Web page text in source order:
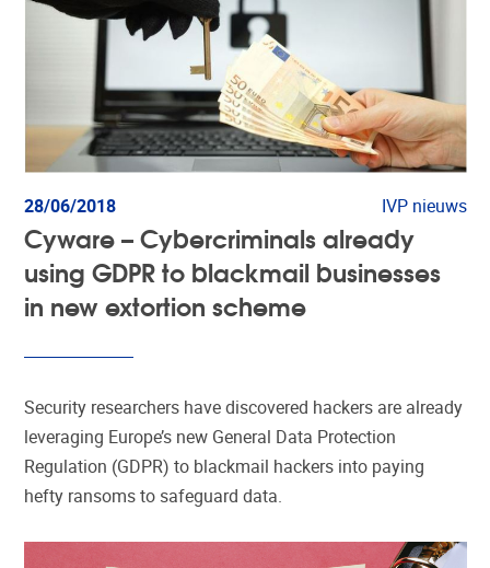
28/06/2018 IVP nieuws
Cyware – Cybercriminals already
using GDPR to blackmail businesses
in new extortion scheme
Security researchers have discovered hackers are already
leveraging Europe’s new General Data Protection
Regulation (GDPR) to blackmail hackers into paying
hefty ransoms to safeguard data.